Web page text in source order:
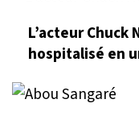
L’acteur Chuck
hospitalisé en